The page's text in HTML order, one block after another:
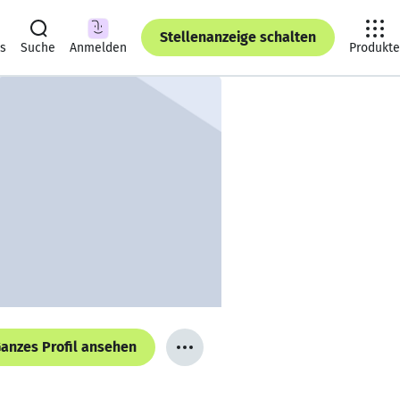
Suche Anmelden
Stellenanzeige schalten
Produkte
Profil ansehen